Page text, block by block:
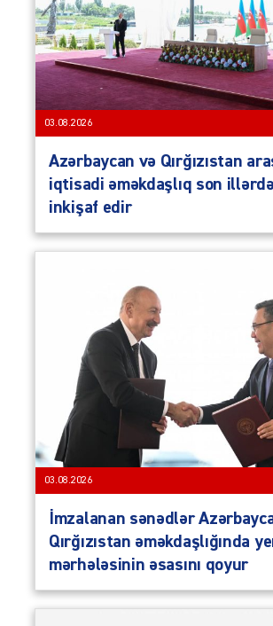
03.08.2026
Azərbaycan və Qırğızıstan
iqtisadi əməkdaşlıq son
inkişaf edir
03.08.2026
İmzalanan sənədlər
Qırğızıstan əməkdaşlığında
mərhələsinin əsasını qoyur